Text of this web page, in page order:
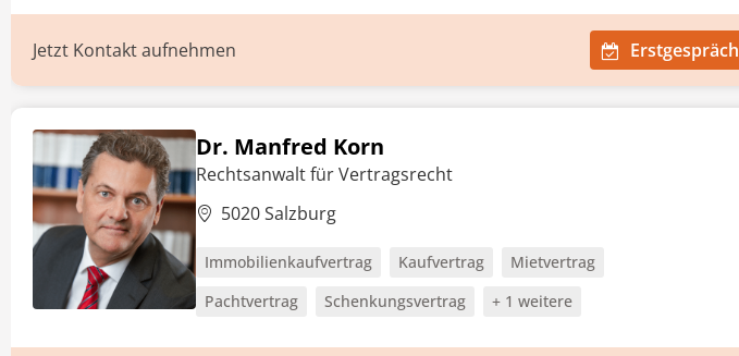
Jetzt Kontakt aufnehmen Erstgespräch
Dr. Manfred Korn
Rechtsanwalt für Vertragsrecht
5020 Salzburg
Immobilienkaufvertrag Kaufvertrag
Mietvertrag
Pachtvertrag
Schenkungsvertrag + 1 weitere